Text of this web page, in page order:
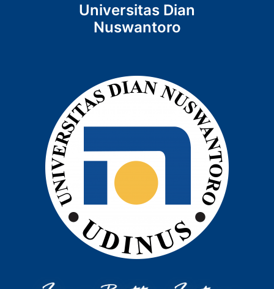
Universitas Dian
Nuswantoro